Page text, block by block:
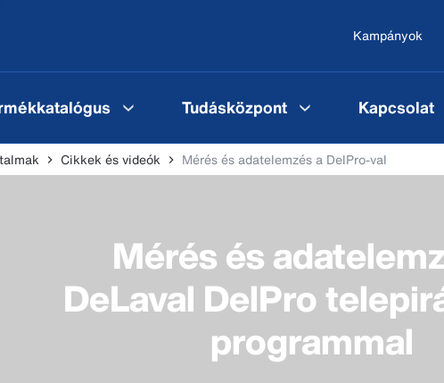
Kampányok
Tudásközpont Kapcsolat
Cikkek és videók Mérés és adatelemzés a DelPro-val
Mérés és
DeLaval DelPro
programmal